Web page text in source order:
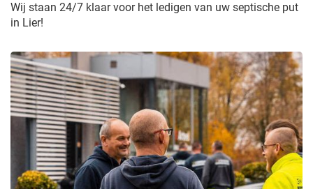
Wij staan 24/7 klaar voor het ledigen van uw septische put
in Lier!